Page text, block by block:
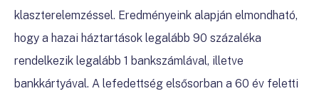
klaszterelemzéssel. Eredményeink alapján elmondható,
hogy a hazai háztartások legalább 90 százaléka
rendelkezik legalább 1 bankszámlával, illetve
bankkártyával. A lefedettség elsősorban a 60 év feletti